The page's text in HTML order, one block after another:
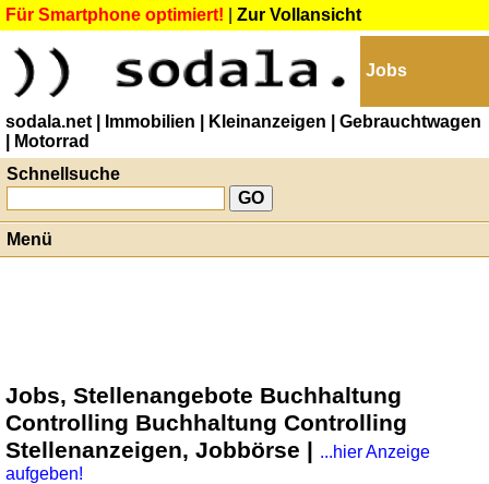
Für Smartphone optimiert! Zur Vollansicht
Jobs
sodala.net | Immobilien | Kleinanzeigen
| Gebrauchtwagen
| Motorrad
Schnellsuche
Menü
Jobs, Stellenangebote Buchhaltung
Controlling Buchhaltung Controlling
Stellenanzeigen, Jobbörse | ...hier Anzeige
aufgeben!